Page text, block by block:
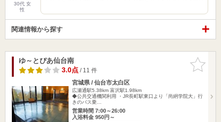
30代 女
性
関連情報から探す
お気に入
りに追加
ゆ～とぴあ仙台南
3.0点/ 11 件
宮城県 / 仙台市太白区
広瀬通駅5.38km 富沢駅1.98km
◆公共交通機関利用 ・JR長町駅東口より「尚絅学院大」行
きのバス乗…
営業時間 7:00～26:00
入浴料金 950円～